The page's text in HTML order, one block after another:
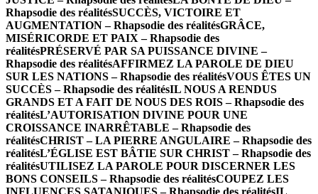
Rhapsodie des réalitésSUCCÈS, VICTOIRE ET
AUGMENTATION – Rhapsodie des réalitésGRÂCE,
MISÉRICORDE ET PAIX – Rhapsodie des
réalitésPRÉSERVÉ PAR SA PUISSANCE DIVINE –
Rhapsodie des réalitésAFFIRMEZ LA PAROLE DE DIEU
SUR LES NATIONS – Rhapsodie des réalitésVOUS ÊTES UN
SUCCÈS – Rhapsodie des réalitésIL NOUS A RENDUS
GRANDS ET A FAIT DE NOUS DES ROIS – Rhapsodie des
réalitésL’AUTORISATION DIVINE POUR UNE
CROISSANCE INARRÊTABLE – Rhapsodie des
réalitésCHRIST – LA PIERRE ANGULAIRE – Rhapsodie des
réalitésL’ÉGLISE EST BÂTIE SUR CHRIST – Rhapsodie des
réalitésUTILISEZ LA PAROLE POUR DISCERNER LES
BONS CONSEILS – Rhapsodie des réalitésCOUPEZ LES
INFLUENCES SATANIQUES – Rhapsodie des réalitésIL